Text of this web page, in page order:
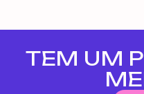
TEM UM